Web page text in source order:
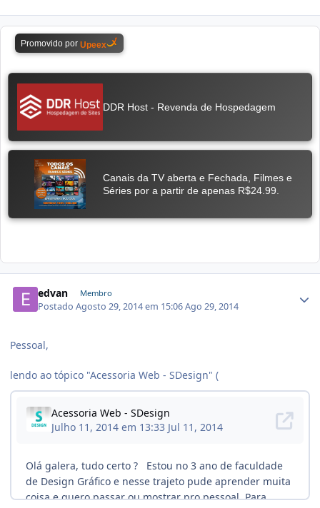
edvan Membro
PostadoAgosto 29, 2014 em 15:06Ago 29, 2014
Pessoal,
lendo ao tópico "Acessoria Web - SDesign" (